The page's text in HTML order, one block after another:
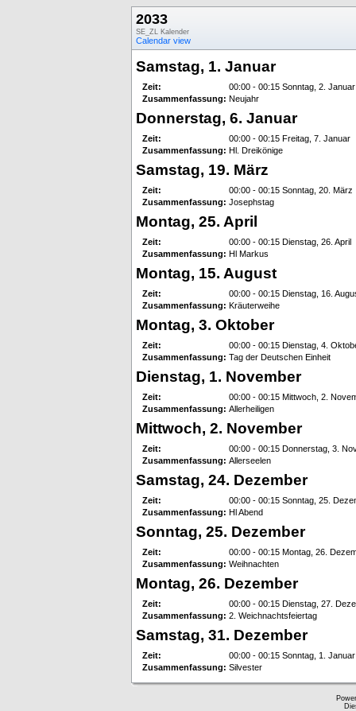
2033
SE_ZL Kalender
Calendar view
Samstag, 1. Januar
Zeit:
00:00 - 00:15 Sonntag, 2. Januar
Zusammenfassung: Neujahr
Donnerstag, 6. Januar
Zeit:
00:00 - 00:15 Freitag, 7. Januar
Zusammenfassung: Hl. Dreikönige
Samstag, 19. März
Zeit:
00:00 - 00:15 Sonntag, 20. März
Zusammenfassung: Josephstag
Montag, 25. April
Zeit:
00:00 - 00:15 Dienstag, 26. April
Zusammenfassung: Hl Markus
Montag, 15. August
Zeit:
00:00 - 00:15 Dienstag, 16.
Zusammenfassung: Kräuterweihe
Montag, 3. Oktober
Zeit:
00:00 - 00:15 Dienstag, 4.
Zusammenfassung: Tag der Deutschen Einheit
Dienstag, 1. November
Zeit:
00:00 - 00:15 Mittwoch, 2.
Zusammenfassung: Allerheiligen
Mittwoch, 2. November
Zeit:
00:00 - 00:15 Donnerstag, 3.
Zusammenfassung: Allerseelen
Samstag, 24. Dezember
Zeit:
00:00 - 00:15 Sonntag, 25.
Zusammenfassung: Hl Abend
Sonntag, 25. Dezember
Zeit:
00:00 - 00:15 Montag, 26.
Zusammenfassung: Weihnachten
Montag, 26. Dezember
Zeit:
00:00 - 00:15 Dienstag, 27.
Zusammenfassung: 2. Weichnachtsfeiertag
Samstag, 31. Dezember
Zeit:
00:00 - 00:15 Sonntag, 1. Januar
Zusammenfassung: Silvester